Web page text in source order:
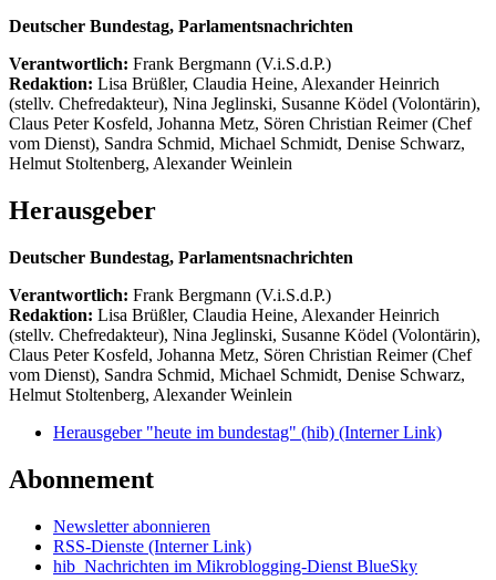
Deutscher Bundestag, Parlamentsnachrichten
Verantwortlich: Frank Bergmann (V.i.S.d.P.)
Redaktion: Lisa Brüßler, Claudia Heine, Alexander Heinrich
(stellv. Chefredakteur), Nina Jeglinski, Susanne Ködel (Volontärin),
Claus Peter Kosfeld, Johanna Metz, Sören Christian Reimer (Chef
vom Dienst), Sandra Schmid, Michael Schmidt, Denise Schwarz,
Helmut Stoltenberg, Alexander Weinlein
Herausgeber
Deutscher Bundestag, Parlamentsnachrichten
Verantwortlich: Frank Bergmann (V.i.S.d.P.)
Redaktion: Lisa Brüßler, Claudia Heine, Alexander Heinrich
(stellv. Chefredakteur), Nina Jeglinski, Susanne Ködel (Volontärin),
Claus Peter Kosfeld, Johanna Metz, Sören Christian Reimer (Chef
vom Dienst), Sandra Schmid, Michael Schmidt, Denise Schwarz,
Helmut Stoltenberg, Alexander Weinlein
Herausgeber "heute im bundestag" (hib) (Interner Link)
Abonnement
Newsletter abonnieren
RSS-Dienste (Interner Link)
hib_Nachrichten im Mikroblogging-Dienst BlueSky